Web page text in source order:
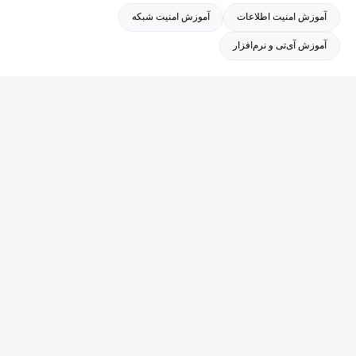
این حوزه قرار دهد.
آموزش امنیت اطلاعات آموزش امنیت شبکه
آموزش آی‌تی و نرم‌افزار